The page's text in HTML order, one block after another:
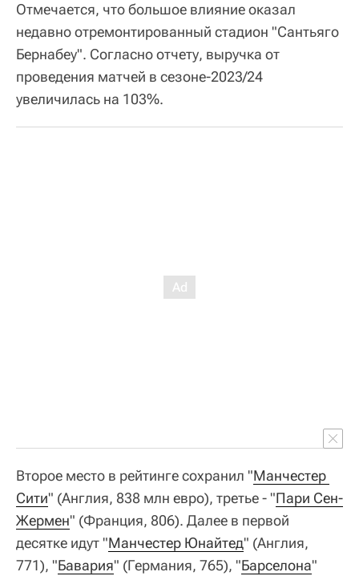
Отмечается, что большое влияние оказал
недавно отремонтированный стадион "Сантьяго
Бернабеу". Согласно отчету, выручка от
проведения матчей в сезоне-2023/24
увеличилась на 103%.
Второе место в рейтинге сохранил "Манчестер
Сити" (Англия, 838 млн евро), третье - "Пари Сен-
Жермен" (Франция, 806). Далее в первой
десятке идут "Манчестер Юнайтед" (Англия,
771), "Бавария" (Германия, 765), "Барселона"